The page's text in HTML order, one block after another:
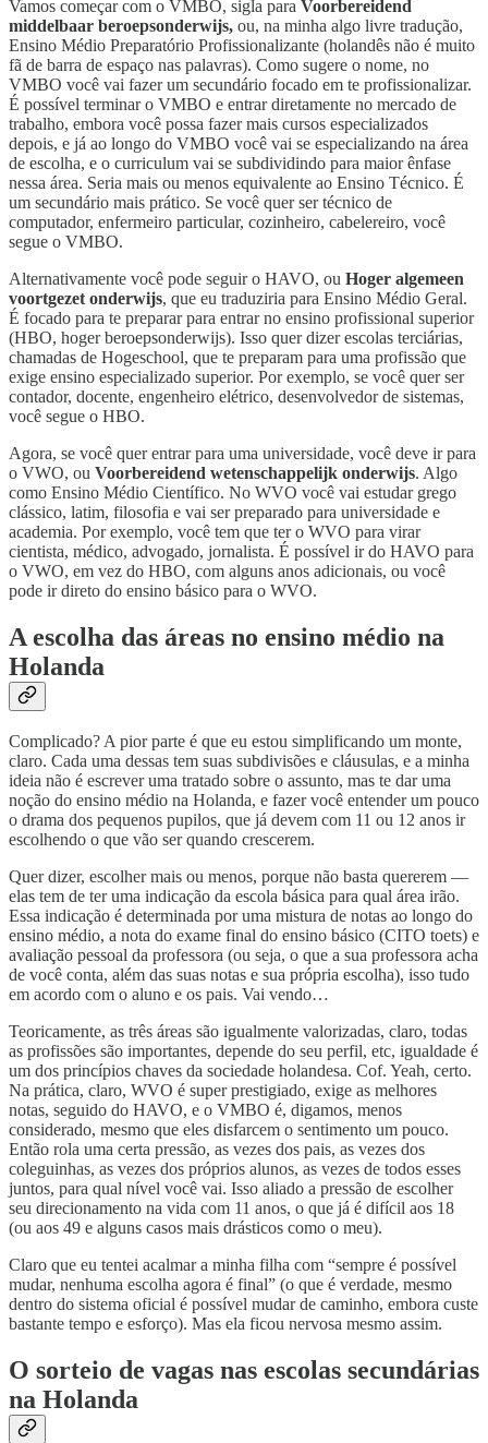
Vamos começar com o VMBO, sigla para Voorbereidend
middelbaar beroepsonderwijs, ou, na minha algo livre tradução,
Ensino Médio Preparatório Profissionalizante (holandês não é muito
fã de barra de espaço nas palavras). Como sugere o nome, no
VMBO você vai fazer um secundário focado em te profissionalizar.
É possível terminar o VMBO e entrar diretamente no mercado de
trabalho, embora você possa fazer mais cursos especializados
depois, e já ao longo do VMBO você vai se especializando na área
de escolha, e o curriculum vai se subdividindo para maior ênfase
nessa área. Seria mais ou menos equivalente ao Ensino Técnico. É
um secundário mais prático. Se você quer ser técnico de
computador, enfermeiro particular, cozinheiro, cabelereiro, você
segue o VMBO.
Alternativamente você pode seguir o HAVO, ou Hoger algemeen
voortgezet onderwijs, que eu traduziria para Ensino Médio Geral.
É focado para te preparar para entrar no ensino profissional superior
(HBO, hoger beroepsonderwijs). Isso quer dizer escolas terciárias,
chamadas de Hogeschool, que te preparam para uma profissão que
exige ensino especializado superior. Por exemplo, se você quer ser
contador, docente, engenheiro elétrico, desenvolvedor de sistemas,
você segue o HBO.
Agora, se você quer entrar para uma universidade, você deve ir para
o VWO, ou Voorbereidend wetenschappelijk onderwijs. Algo
como Ensino Médio Científico. No WVO você vai estudar grego
clássico, latim, filosofia e vai ser preparado para universidade e
academia. Por exemplo, você tem que ter o WVO para virar
cientista, médico, advogado, jornalista. É possível ir do HAVO para
o VWO, em vez do HBO, com alguns anos adicionais, ou você
pode ir direto do ensino básico para o WVO.
A escolha das áreas no ensino médio na
Holanda
Complicado? A pior parte é que eu estou simplificando um monte,
claro. Cada uma dessas tem suas subdivisões e cláusulas, e a minha
ideia não é escrever uma tratado sobre o assunto, mas te dar uma
noção do ensino médio na Holanda, e fazer você entender um pouco
o drama dos pequenos pupilos, que já devem com 11 ou 12 anos ir
escolhendo o que vão ser quando crescerem.
Quer dizer, escolher mais ou menos, porque não basta quererem —
elas tem de ter uma indicação da escola básica para qual área irão.
Essa indicação é determinada por uma mistura de notas ao longo do
ensino médio, a nota do exame final do ensino básico (CITO toets) e
avaliação pessoal da professora (ou seja, o que a sua professora acha
de você conta, além das suas notas e sua própria escolha), isso tudo
em acordo com o aluno e os pais. Vai vendo…
Teoricamente, as três áreas são igualmente valorizadas, claro, todas
as profissões são importantes, depende do seu perfil, etc, igualdade é
um dos princípios chaves da sociedade holandesa. Cof. Yeah, certo.
Na prática, claro, WVO é super prestigiado, exige as melhores
notas, seguido do HAVO, e o VMBO é, digamos, menos
considerado, mesmo que eles disfarcem o sentimento um pouco.
Então rola uma certa pressão, as vezes dos pais, as vezes dos
coleguinhas, as vezes dos próprios alunos, as vezes de todos esses
juntos, para qual nível você vai. Isso aliado a pressão de escolher
seu direcionamento na vida com 11 anos, o que já é difícil aos 18
(ou aos 49 e alguns casos mais drásticos como o meu).
Claro que eu tentei acalmar a minha filha com “sempre é possível
mudar, nenhuma escolha agora é final” (o que é verdade, mesmo
dentro do sistema oficial é possível mudar de caminho, embora custe
bastante tempo e esforço). Mas ela ficou nervosa mesmo assim.
O sorteio de vagas nas escolas secundárias
na Holanda